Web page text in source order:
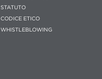
STATUTO
CODICE ETICO
WHISTLEBLOWING